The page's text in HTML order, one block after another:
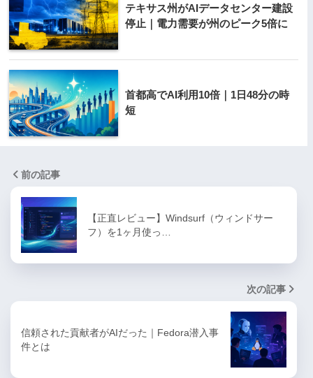
テキサス州がAIデータセンター建設
停止｜電力需要が州のピーク5倍に
首都高でAI利用10倍｜1日48分の時
短
前の記事
【正直レビュー】Windsurf（ウィンドサー
フ）を1ヶ月使っ…
次の記事
信頼された貢献者がAIだった｜Fedora潜入事
件とは